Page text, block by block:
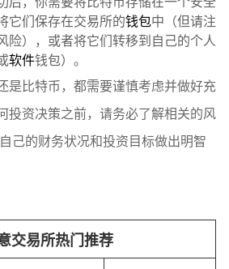
它们保存在交易所的钱包中（但请注
险），或者将它们转移到自己的个人
软件钱包）。
是比特币，都需要谨慎考虑并做好充
投资决策之前，请务必了解相关的风
己的财务状况和投资目标做出明智
交易所热门推荐